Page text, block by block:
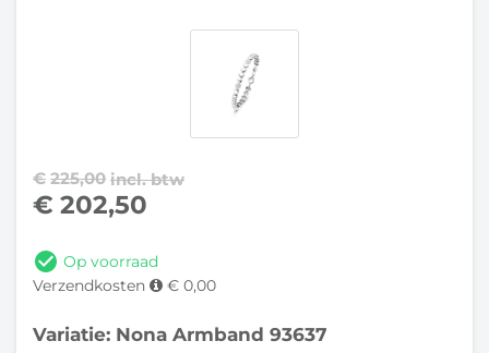
€ 225,00 incl. btw
€ 202,50
Op voorraad
Verzendkosten
€ 0,00
Variatie: Nona Armband 93637